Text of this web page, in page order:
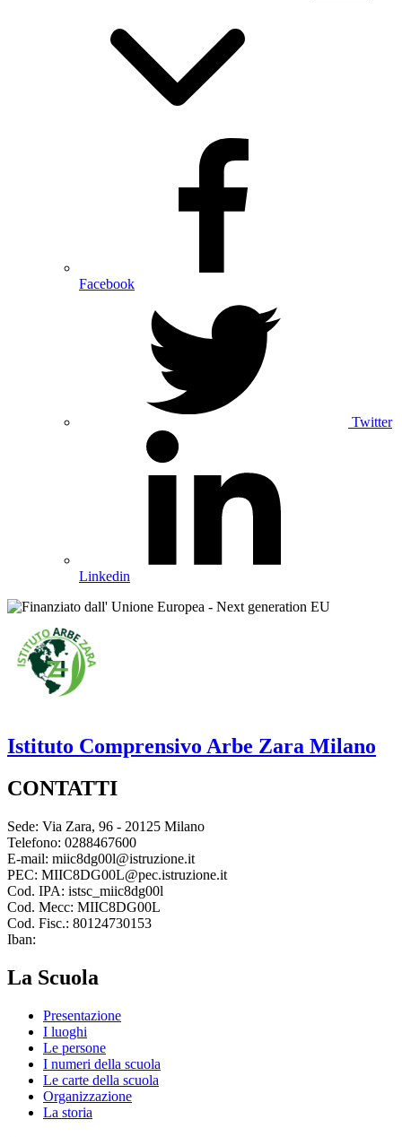
Facebook
Twitter
Linkedin
Istituto Comprensivo Arbe Zara Milano
CONTATTI
Sede: Via Zara, 96 - 20125 Milano
Telefono: 0288467600
E-mail: miic8dg00l@istruzione.it
PEC: MIIC8DG00L@pec.istruzione.it
Cod. IPA: istsc_miic8dg00l
Cod. Mecc: MIIC8DG00L
Cod. Fisc.: 80124730153
Iban:
La Scuola
Presentazione
I luoghi
Le persone
I numeri della scuola
Le carte della scuola
Organizzazione
La storia